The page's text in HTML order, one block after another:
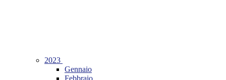
2023
Gennaio